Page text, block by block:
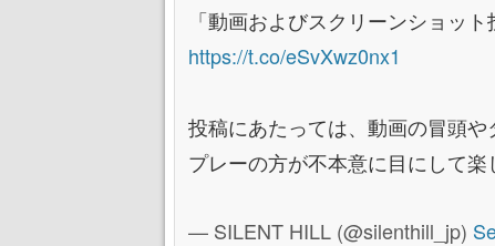
「動画およびスクリーンショッ
https://t.co/eSvXwz0nx1
投稿にあたっては、動画の冒頭
プレーの方が不本意に目にして
— SILENT HILL (@silenthill_jp)